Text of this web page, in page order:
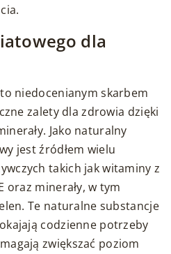
dla
niedocenianym skarbem
zalety dla zdrowia dzięki
Jako naturalny
jest źródłem wielu
takich jak witaminy z
oraz minerały, w tym
Te naturalne substancje
codzienne potrzeby
zwiększać poziom